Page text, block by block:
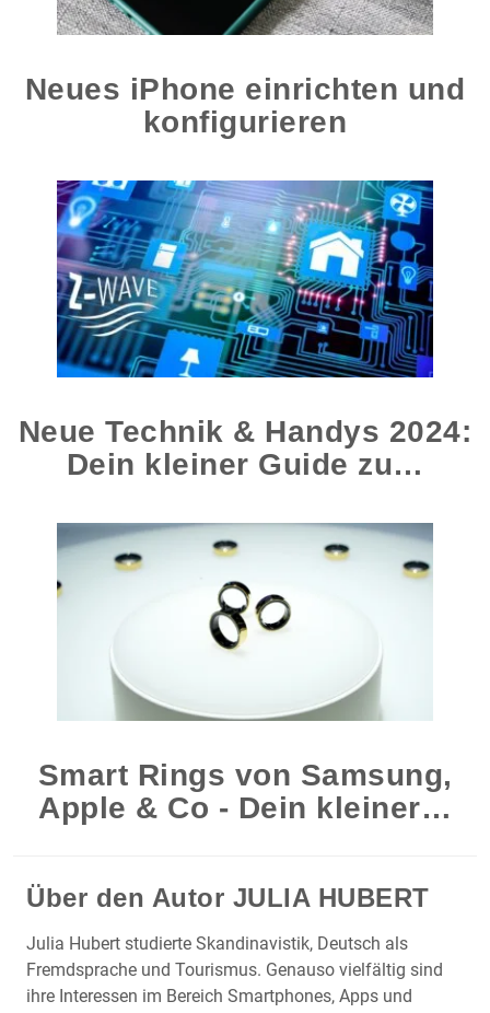
Neues iPhone einrichten und
konfigurieren
Neue Technik & Handys 2024:
Dein kleiner Guide zu…
Smart Rings von Samsung,
Apple & Co - Dein kleiner…
Über den Autor JULIA HUBERT
Julia Hubert studierte Skandinavistik, Deutsch als
Fremdsprache und Tourismus. Genauso vielfältig sind
ihre Interessen im Bereich Smartphones, Apps und